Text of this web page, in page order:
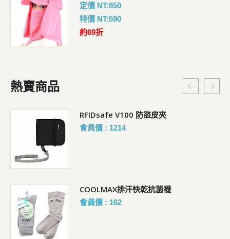
定價 NT:850
特價 NT:590
約69折
熱賣商品
RFIDsafe V100 防盜皮夾
會員價 : 1214
COOLMAX排汗快乾抗菌襪
會員價 : 162